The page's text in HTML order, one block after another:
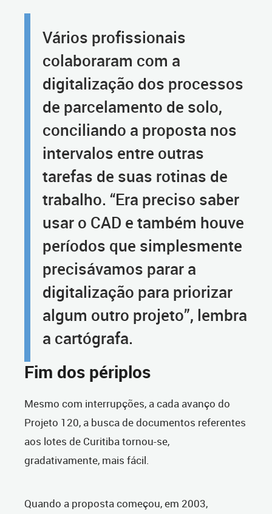
Vários profissionais
colaboraram com a
digitalização dos processos
de parcelamento de solo,
conciliando a proposta nos
intervalos entre outras
tarefas de suas rotinas de
trabalho. “Era preciso saber
usar o CAD e também houve
períodos que simplesmente
precisávamos parar a
digitalização para priorizar
algum outro projeto”, lembra
a cartógrafa.
Fim dos périplos
Mesmo com interrupções, a cada avanço do
Projeto 120, a busca de documentos referentes
aos lotes de Curitiba tornou-se,
gradativamente, mais fácil.
Quando a proposta começou, em 2003,